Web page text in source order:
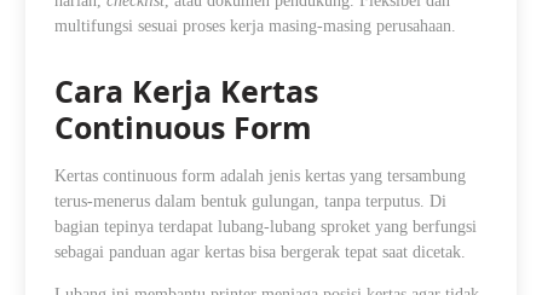
multifungsi sesuai proses kerja masing-masing perusahaan.
Cara Kerja Kertas
Continuous Form
Kertas continuous form adalah jenis kertas yang tersambung
terus-menerus dalam bentuk gulungan, tanpa terputus. Di
bagian tepinya terdapat lubang-lubang sproket yang berfungsi
sebagai panduan agar kertas bisa bergerak tepat saat dicetak.